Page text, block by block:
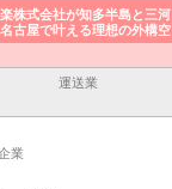
株式会社が知多半島と三河
名古屋で叶える理想の外構空
運送業
業